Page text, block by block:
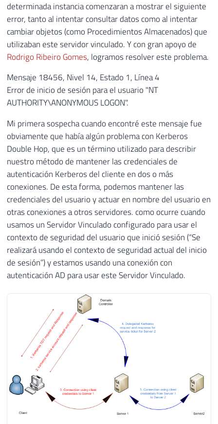
determinada instancia comenzaran a mostrar el siguiente
error, tanto al intentar consultar datos como al intentar
cambiar objetos (como Procedimientos Almacenados) que
utilizaban este servidor vinculado. Y con gran apoyo de
Rodrigo Ribeiro Gomes, logramos resolver este problema.
Mensaje 18456, Nivel 14, Estado 1, Línea 4
Error de inicio de sesión para el usuario "NT
AUTHORITY\ANONYMOUS LOGON".
Mi primera sospecha cuando encontré este mensaje fue
obviamente que había algún problema con Kerberos
Double Hop, que es un término utilizado para describir
nuestro método de mantener las credenciales de
autenticación Kerberos del cliente en dos o más
conexiones. De esta forma, podemos mantener las
credenciales del usuario y actuar en nombre del usuario en
otras conexiones a otros servidores. como ocurre cuando
usamos un Servidor Vinculado configurado para usar el
contexto de seguridad del usuario que inició sesión (“Se
realizará usando el contexto de seguridad actual del inicio
de sesión”) y estamos usando una conexión con
autenticación AD para usar este Servidor Vinculado.